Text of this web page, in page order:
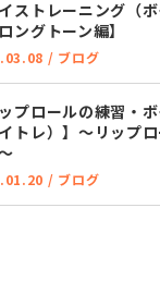
イストレーニング（
グトーン編】
/ ブログ
ップロールの練習・
イトレ）】～リップ
/ ブログ